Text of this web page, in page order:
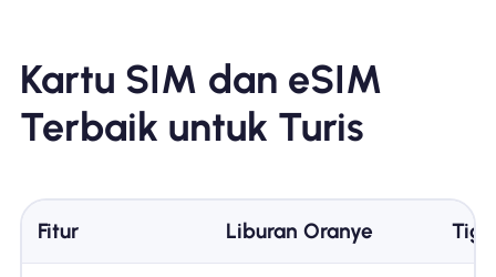
Kartu SIM dan eSIM
Terbaik untuk Turis
Fitur Liburan Oranye Tiga